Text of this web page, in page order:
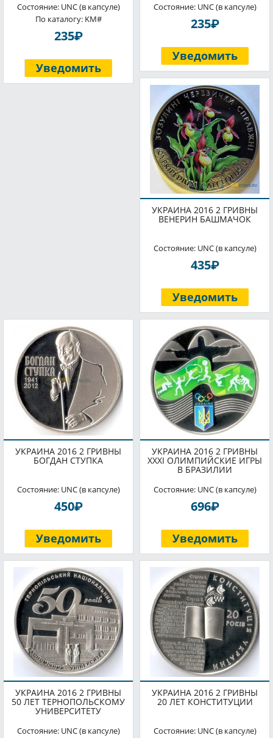
Состояние: UNC (в капсуле)
По каталогу: KM#
235P
Уведомить
Состояние: UNC (в капсуле)
235P
Уведомить
УКРАИНА 2016 2 ГРИВНЫ
ВЕНЕРИН БАШМАЧОК
Состояние: UNC (в капсуле)
435P
Уведомить
УКРАИНА 2016 2 ГРИВНЫ
БОГДАН СТУПКА
Состояние: UNC (в капсуле)
450P
Уведомить
УКРАИНА 2016 2 ГРИВНЫ
XXXI ОЛИМПИЙСКИЕ ИГРЫ
В БРАЗИЛИИ
Состояние: UNC (в капсуле)
696P
Уведомить
УКРАИНА 2016 2 ГРИВНЫ
50 ЛЕТ ТЕРНОПОЛЬСКОМУ
УНИВЕРСИТЕТУ
Состояние: UNC (в капсуле)
УКРАИНА 2016 2 ГРИВНЫ
20 ЛЕТ КОНСТИТУЦИИ
Состояние: UNC (в капсуле)